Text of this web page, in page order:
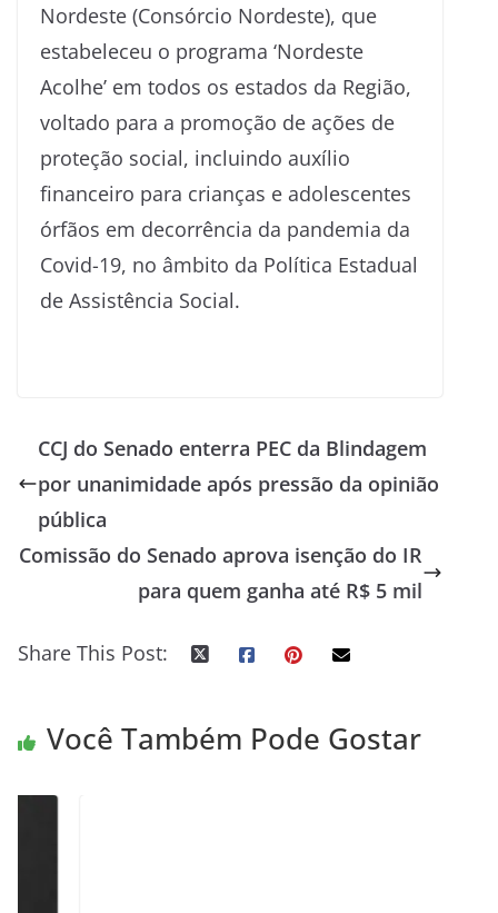
Nordeste (Consórcio Nordeste), que
estabeleceu o programa ‘Nordeste
Acolhe’ em todos os estados da Região,
voltado para a promoção de ações de
proteção social, incluindo auxílio
financeiro para crianças e adolescentes
órfãos em decorrência da pandemia da
Covid-19, no âmbito da Política Estadual
de Assistência Social.
CCJ do Senado enterra PEC da Blindagem
por unanimidade após pressão da opinião
pública
Comissão do Senado aprova isenção do IR
para quem ganha até R$ 5 mil
Share This Post:
Você Também Pode Gostar